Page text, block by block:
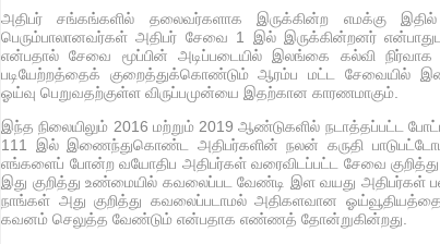
அதிபர் சங்கங்களில் தலைவர்களாக இருக்கின்ற எமக்கு
பெரும்பாலானவர்கள் அதிபர் சேவை 1 இல் இருக்கின்றனர்
என்பதால் சேவை மூப்பின் அடிப்படையில் இலங்கை கல்வி
படியேற்றத்தைக் குறைத்துக்கொண்டும் ஆரம்ப மட்ட சேவையில்
ஓய்வு பெறுவதற்குள்ள விருப்பமுன்யை இதற்கான காரணமாகும்.
இந்த நிலையிலும் 2016 மற்றும் 2019 ஆண்டுகளில் நடாத்தப்பட்ட
111 இல் இணைந்துகொண்ட அதிபர்களின் நலன் கருதி
எங்களைப் போன்ற வயோதிப அதிபர்கள் வரைவிடப்பட்ட சேவை
இது குறித்து உண்மையில் கவலைப்பட வேண்டி இள வயது அதிபர்கள்
நாங்கள் அது குறித்து கவலைப்படாமல் அதிகளவான
கவனம் செலுத்த வேண்டும் என்பதாக எண்ணத் தோன்றுகின்றது.